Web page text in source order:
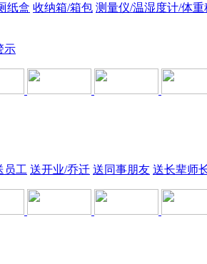
纸盒 收纳箱/箱包 测量仪/温湿度计/体重
示
员工 送开业/乔迁 送同事朋友 送长辈师